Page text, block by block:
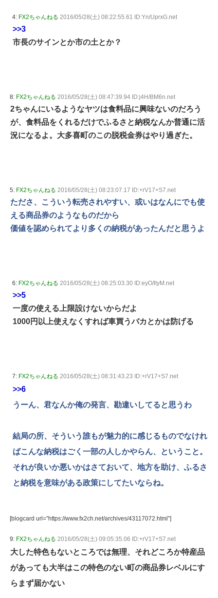
4: FX2ちゃんねる 2016/05/28(土) 08:22:55.61 ID:Yn/UprxG.net
>>3
市長のサインとか市の土とか？
8: FX2ちゃんねる 2016/05/28(土) 08:47:39.94 ID:j4H/BM6n.net
2ちゃんにいるようなヤツは食料品に興味ないのだろう
が、食料品をくれるだけでふるさと納税なんか普通に活
況になるよ。大多喜町のこの脱税金券はやり過ぎた。
5: FX2ちゃんねる 2016/05/28(土) 08:23:07.17 ID:+rV17+S7.net
たださ、こういう転売されやすい、或いはなんにでも使
える商品券のようなものだから
価値を認められてより多くの納税があったんだと思うよ
6: FX2ちゃんねる 2016/05/28(土) 08:25:03.30 ID:eyO/ltyM.net
>>5
一度の使える上限設けないからだよ
1000円以上使えなくすれば車買うバカとかは防げる
7: FX2ちゃんねる 2016/05/28(土) 08:31:43.23 ID:+rV17+S7.net
>>6
うーん、君なんか俺の発言、勘違いしてると思うわ
結局の所、そういう誰もが魅力的に感じるものでなけれ
ばこんな納税はごく一部の人しかやらん、ということ。
それが良いか悪いかはさておいて、地方を助け、ふるさ
と納税を意味がある政策にしてたいならね。
[blogcard url=”https://www.fx2ch.net/archives/43117072.html”]
9: FX2ちゃんねる 2016/05/28(土) 09:05:35.06 ID:+rV17+S7.net
大した特色もないところでは無理、それどころか特産品
があっても大半はこの特色のない町の商品券レベルにす
らまず届かない